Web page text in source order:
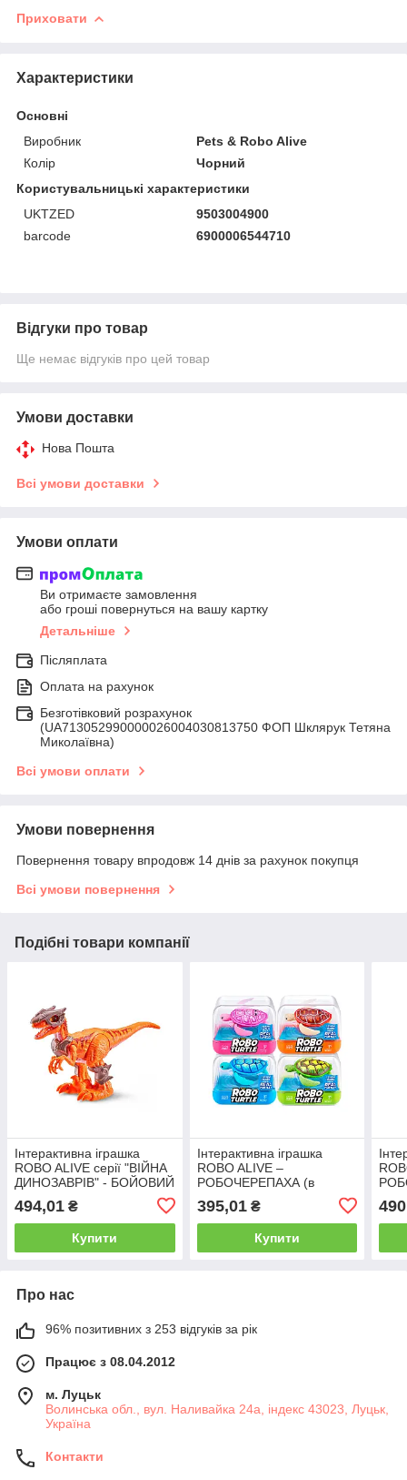
Приховати
Характеристики
Основні
Виробник
Pets & Robo Alive
Колір
Чорний
Користувальницькі характеристики
UKTZED
9503004900
barcode
6900006544710
Відгуки про товар
Ще немає відгуків про цей товар
Умови доставки
Нова Пошта
Всі умови доставки
Умови оплати
Ви отримаєте замовлення
або гроші повернуться на вашу картку
Детальніше
Післяплата
Оплата на рахунок
Безготівковий розрахунок
(UA713052990000026004030813750 ФОП Шклярук Тетяна
Миколаївна)
Всі умови оплати
Умови повернення
Повернення товару впродовж 14 днів за рахунок покупця
Всі умови повернення
Подібні товари компанії
Інтерактивна іграшка
ROBO ALIVE серії "ВІЙНА
ДИНОЗАВРІВ" - БОЙОВИЙ
494,01 ₴
Купити
Інтерактивна іграшка
ROBO ALIVE –
РОБОЧЕРЕПАХА (в
395,01₴
Купити
Про нас
96% позитивних з 253 відгуків за рік
Працює з 08.04.2012
м. Луцьк
Волинська обл., вул. Наливайка 24а, індекс 43023, Луцьк,
Україна
Контакти